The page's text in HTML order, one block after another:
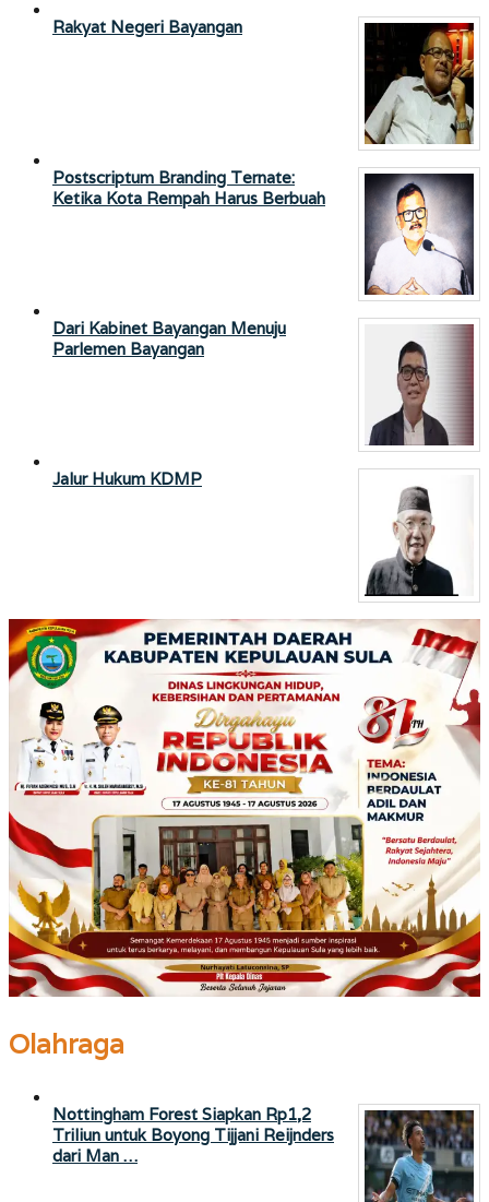
Rakyat Negeri Bayangan
Postscriptum Branding Ternate:
Ketika Kota Rempah Harus Berbuah
Dari Kabinet Bayangan Menuju
Parlemen Bayangan
Jalur Hukum KDMP
Olahraga
Nottingham Forest Siapkan Rp1,2
Triliun untuk Boyong Tijjani Reijnders
dari Man …